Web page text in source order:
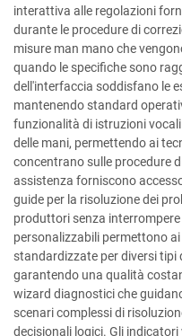
interattiva alle regolazioni
durante le procedure di
misure man mano che
quando le specifiche sono
dell'interfaccia soddisfano le
mantenendo standard
funzionalità di istruzioni
delle mani, permettendo ai
concentrano sulle procedure
assistenza forniscono
guide per la risoluzione dei
produttori senza
personalizzabili permettono
standardizzate per diversi tipi
garantendo una qualità
wizard diagnostici che
scenari complessi di
decisionali logici. Gli